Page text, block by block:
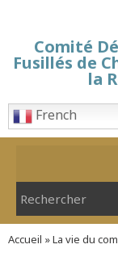
Comité
Fusillés de
la
French
Accueil »La vie du